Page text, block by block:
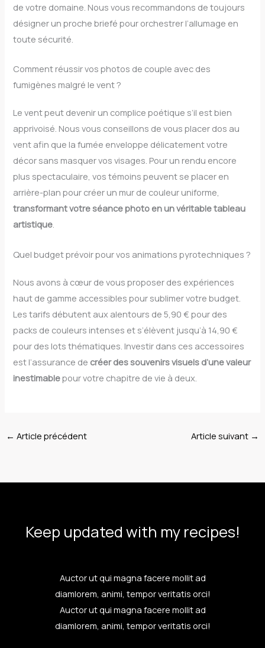
de votre domaine. Nous vous recommandons de toujours
désigner un proche briefé pour orchestrer l’allumage en
toute sécurité.
Comment réussir vos photos de couple avec des
fumigènes malgré le vent ?
Le vent peut devenir un complice poétique s’il est bien
apprivoisé. Nous vous conseillons de vous placer dos au
vent afin que la fumée enveloppe délicatement votre
décor sans masquer vos visages. Pour un rendu encore
plus spectaculaire, vos témoins peuvent se placer en
arrière-plan pour créer un mur de couleur uniforme,
transformant votre séance photo en un véritable tableau
artistique.
Quel budget prévoir pour vos animations pyrotechniques ?
Nous avons à cœur de vous proposer des expériences
haut de gamme accessibles pour sublimer votre budget.
Les tarifs débutent aux alentours de 5,90 € pour des
packs de couleurs intenses et s’élèvent jusqu’à 14,90 €
pour des lots thématiques. Investir dans ces accessoires
est l’assurance de créer des souvenirs visuels d’une valeur
inestimablepour votre chapitre de vie à deux.
← Article précédent Article suivant →
Keep updated with my recipes!
Auctor ut qui magna facere mollit ad
diamlorem, animi, tempor veritatis orci!
Auctor ut qui magna facere mollit ad
diamlorem, animi, tempor veritatis orci!